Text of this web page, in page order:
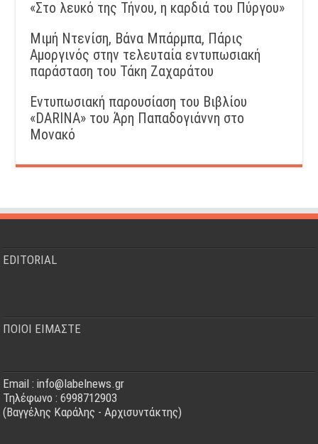
«Στο λευκό της Τήνου, η καρδιά του Πύργου»
Μιμή Ντενίση, Βάνα Μπάρμπα, Πάρις
Αμοργινός στην τελευταία εντυπωσιακή
παράσταση του Τάκη Ζαχαράτου
Εντυπωσιακή παρουσίαση του Βιβλίου
«DARINA» του Άρη Παπαδογιάννη στο
Μονακό
EDITORIAL
ΠΟΙΟΙ ΕΙΜΑΣΤΕ
Email : info@labelnews.gr
Τηλέφωνο : 6998712903
(Βαγγέλης Καράλης - Αρχισυντάκτης)